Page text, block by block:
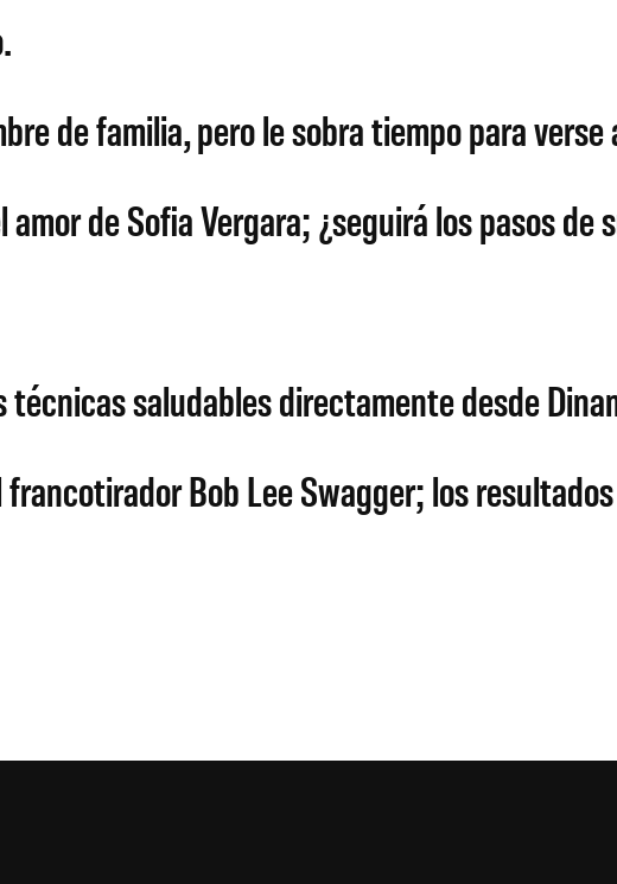
de familia, pero le sobra tiempo para verse
de Sofia Vergara; ¿seguirá los pasos de
saludables directamente desde
Bob Lee Swagger; los